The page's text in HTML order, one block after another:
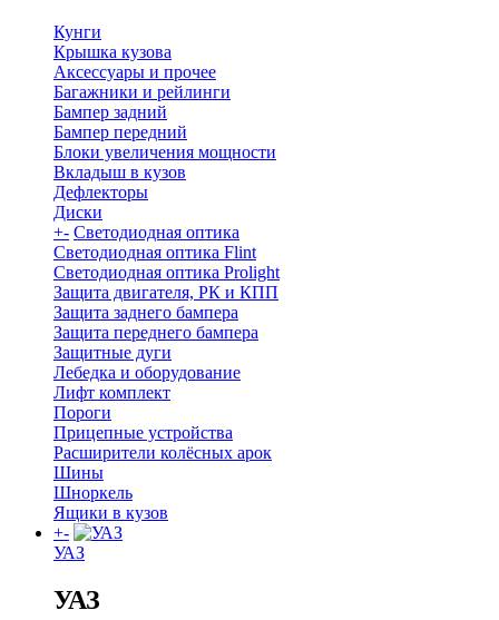
Кунги
Крышка кузова
Аксессуары и прочее
Багажники и рейлинги
Бампер задний
Бампер передний
Блоки увеличения мощности
Вкладыш в кузов
Дефлекторы
Диски
+- Светодиодная оптика
Светодиодная оптика Flint
Светодиодная оптика Prolight
Защита двигателя, РК и КПП
Защита заднего бампера
Защита переднего бампера
Защитные дуги
Лебедка и оборудование
Лифт комплект
Пороги
Прицепные устройства
Расширители колёсных арок
Шины
Шноркель
Ящики в кузов
+-
УАЗ
УАЗ